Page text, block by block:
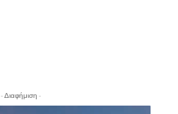
- Διαφήμιση -